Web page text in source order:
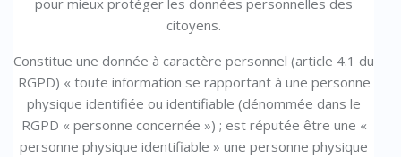
pour mieux protéger les données personnelles des
citoyens.
Constitue une donnée à caractère personnel (article 4.1 du
RGPD) « toute information se rapportant à une personne
physique identifiée ou identifiable (dénommée dans le
RGPD « personne concernée ») ; est réputée être une «
personne physique identifiable » une personne physique